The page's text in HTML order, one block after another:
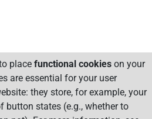
place functional cookies on your
are essential for your user
they store, for example, your
button states (e.g., whether to